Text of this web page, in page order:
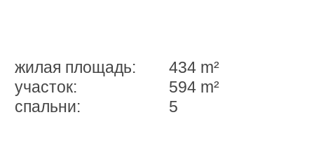
жилая площадь:
434 m²
участок:
594 m²
спальни:
5